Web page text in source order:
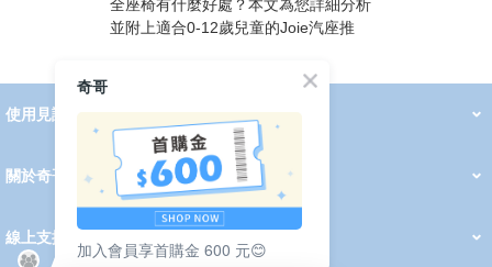
全座椅有什麼好處？本文為您詳細分析
並附上適合0-12歲兒童的Joie汽座推
使用見證 線上DM
2026 PADDINGTON 春夏服飾
2026 Peter Rabbit 春夏服飾
2026 CHIC BASICS春夏服飾
2026 Chic“a”Bon 派對禮服系列
2026 Chic“a”Bon 春夏服飾
媽咪購物指南
關於奇哥
奇哥的故事
育兒資訊站
會員中心
會員權益說明
我的帳戶
訂單查詢
紅利點數
修改會員資料
活動報名
線上支援
奇哥
加入會員享首購金 600 元😊